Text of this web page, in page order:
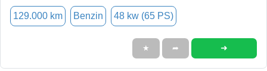
129.000 km Benzin 48 kw (65 PS)
★ ➦ ➜